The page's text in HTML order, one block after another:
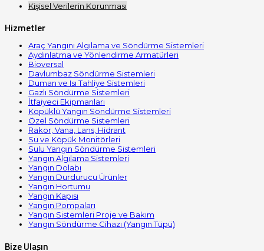
Kişisel Verilerin Korunması
Hizmetler
Araç Yangını Algılama ve Söndürme Sistemleri
Aydınlatma ve Yönlendirme Armatürleri
Bioversal
Davlumbaz Söndürme Sistemleri
Duman ve Isı Tahliye Sistemleri
Gazlı Söndürme Sistemleri
İtfaiyeci Ekipmanları
Köpüklü Yangın Söndürme Sistemleri
Özel Söndürme Sistemleri
Rakor, Vana, Lans, Hidrant
Su ve Köpük Monitörleri
Sulu Yangın Söndürme Sistemleri
Yangın Algılama Sistemleri
Yangın Dolabı
Yangın Durdurucu Ürünler
Yangın Hortumu
Yangın Kapısı
Yangın Pompaları
Yangın Sistemleri Proje ve Bakım
Yangın Söndürme Cihazı (Yangın Tüpü)
Bize Ulaşın